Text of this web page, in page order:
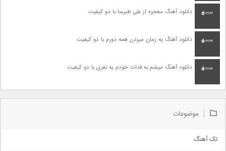
دانلود آهنگ معجزه از علی طبرسا با دو کیفیت
دانلود آهنگ یه زمان میزدن همه دورم با دو کیفیت
دانلود آهنگ میشم به فدات خودم یه نفری با دو کیفیت
موضوعات
تک آهنگ